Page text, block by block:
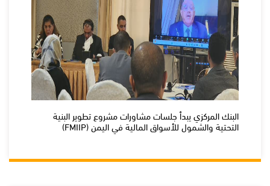
البنك المركزي يبدأ جلسات مشاورات مشروع تطوير البنية
التحتية والشمول للأسواق المالية في اليمن (FMIIP)